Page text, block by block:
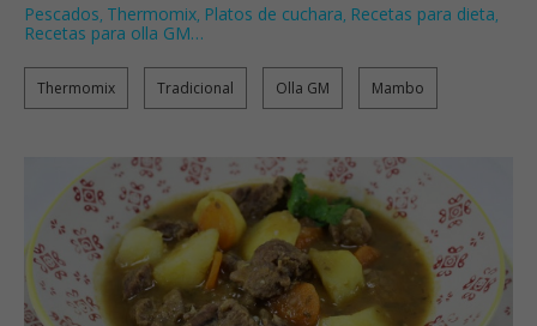
Pescados, Thermomix, Platos de cuchara, Recetas para dieta,
Recetas para olla GM…
Thermomix Tradicional Olla GM Mambo